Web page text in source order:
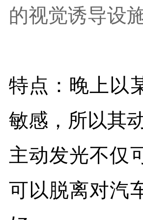
語
的视觉诱导设
特点：晚上以
敏感，所以其
主动发光不仅
可以脱离对汽